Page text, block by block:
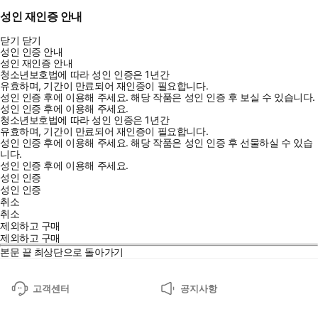
성인 재인증 안내
닫기 닫기
성인 인증 안내
성인 재인증 안내
청소년보호법에 따라 성인 인증은 1년간
유효하며, 기간이 만료되어 재인증이 필요합니다.
성인 인증 후에 이용해 주세요.해당 작품은 성인 인증 후 보실 수 있습니다.
성인 인증 후에 이용해 주세요.
청소년보호법에 따라 성인 인증은 1년간
유효하며, 기간이 만료되어 재인증이 필요합니다.
성인 인증 후에 이용해 주세요.해당 작품은 성인 인증 후 선물하실 수 있습
니다.
성인 인증 후에 이용해 주세요.
성인 인증
성인 인증
취소
취소
제외하고 구매
제외하고 구매
본문 끝 최상단으로 돌아가기
고객센터 공지사항